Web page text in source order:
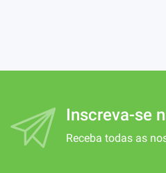
Inscreva-se
Receba todas as